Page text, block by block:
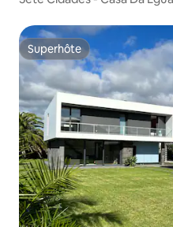
Superhôte
Superhôte